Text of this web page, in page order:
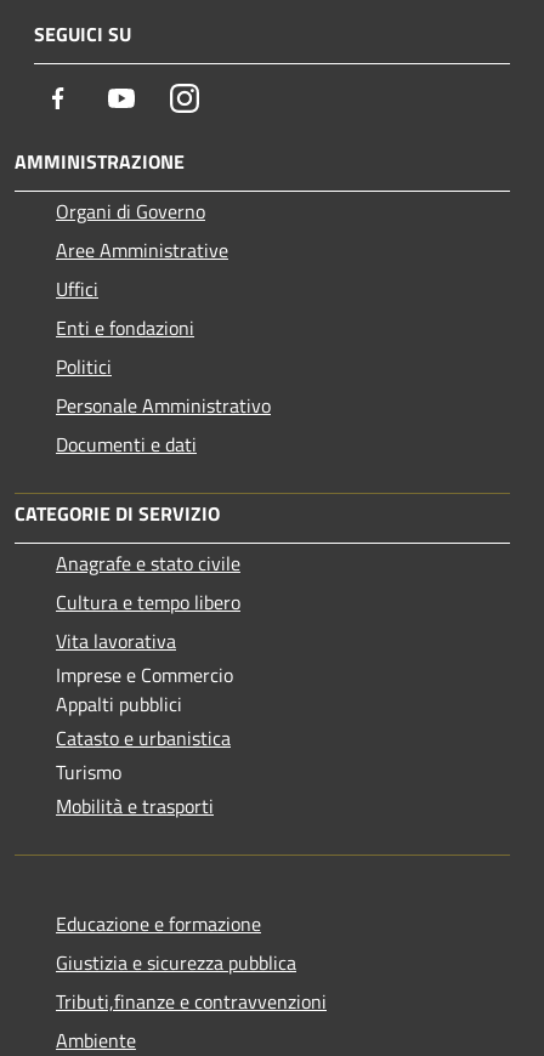
SEGUICI SU
Facebook YoutubeInstagram
AMMINISTRAZIONE
Organi di Governo
Aree Amministrative
Uffici
Enti e fondazioni
Politici
Personale Amministrativo
Documenti e dati
CATEGORIE DI SERVIZIO
Anagrafe e stato civile
Cultura e tempo libero
Vita lavorativa
Imprese e Commercio
Appalti pubblici
Catasto e urbanistica
Turismo
Mobilità e trasporti
Educazione e formazione
Giustizia e sicurezza pubblica
Tributi,finanze e contravvenzioni
Ambiente